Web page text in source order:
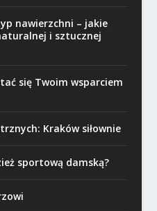
nawierzchni – jakie
i sztucznej
się Twoim wsparciem
Kraków siłownie
sportową damską?